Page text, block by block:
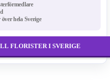
hela Sverige
FLORISTER I SVERIGE